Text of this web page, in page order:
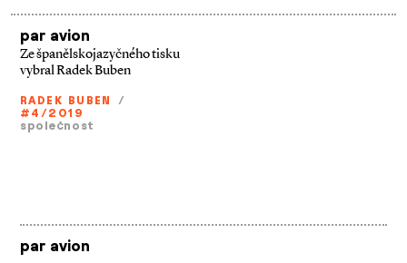
par avion
Ze španělskojazyčného tisku
vybral Radek Buben
RADEK BUBEN
/
#4/2019
společnost
par avion